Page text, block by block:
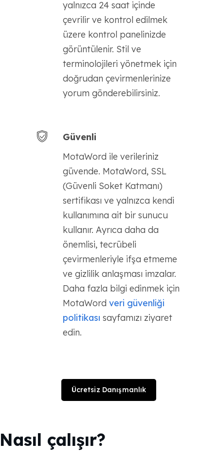
yalnızca 24 saat içinde
çevrilir ve kontrol edilmek
üzere kontrol panelinizde
görüntülenir. Stil ve
terminolojileri yönetmek için
doğrudan çevirmenlerinize
yorum gönderebilirsiniz.
Güvenli
MotaWord ile verileriniz
güvende. MotaWord, SSL
(Güvenli Soket Katmanı)
sertifikası ve yalnızca kendi
kullanımına ait bir sunucu
kullanır. Ayrıca daha da
önemlisi, tecrübeli
çevirmenleriyle ifşa etmeme
ve gizlilik anlaşması imzalar.
Daha fazla bilgi edinmek için
MotaWord veri güvenliği
politikası sayfamızı ziyaret
edin.
Ücretsiz Danışmanlık
Nasıl çalışır?